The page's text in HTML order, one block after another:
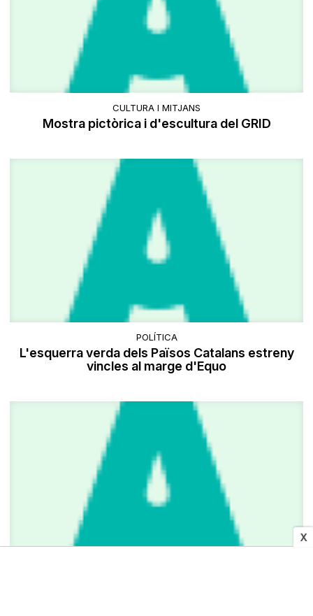
X
CULTURA I MITJANS
Mostra pictòrica i d'escultura del GRID
POLÍTICA
L'esquerra verda dels Països Catalans estreny
vincles al marge d'Equo